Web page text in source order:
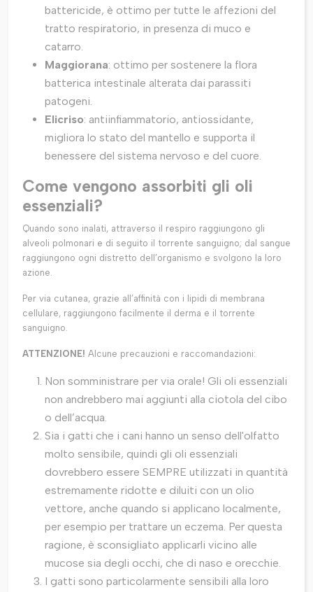
battericide, è ottimo per tutte le affezioni del
tratto respiratorio, in presenza di muco e
catarro.
Maggiorana: ottimo per sostenere la flora
batterica intestinale alterata dai parassiti
patogeni.
Elicriso: antiinfiammatorio, antiossidante,
migliora lo stato del mantello e supporta il
benessere del sistema nervoso e del cuore.
Come vengono assorbiti gli oli
essenziali?
Quando sono inalati, attraverso il respiro raggiungono gli
alveoli polmonari e di seguito il torrente sanguigno; dal sangue
raggiungono ogni distretto dell’organismo e svolgono la loro
azione.
Per via cutanea, grazie all’affinità con i lipidi di membrana
cellulare, raggiungono facilmente il derma e il torrente
sanguigno.
ATTENZIONE! Alcune precauzioni e raccomandazioni:
Non somministrare per via orale! Gli oli essenziali
non andrebbero mai aggiunti alla ciotola del cibo
o dell’acqua.
Sia i gatti che i cani hanno un senso dell'olfatto
molto sensibile, quindi gli oli essenziali
dovrebbero essere SEMPRE utilizzati in quantità
estremamente ridotte e diluiti con un olio
vettore, anche quando si applicano localmente,
per esempio per trattare un eczema. Per questa
ragione, è sconsigliato applicarli vicino alle
mucose sia degli occhi, che di naso e orecchie.
I gatti sono particolarmente sensibili alla loro